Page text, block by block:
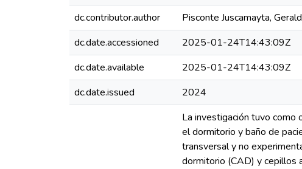
dc.contributor.author
Pisconte Juscamayta,
dc.date.accessioned
2025-01-24T14:43:09Z
dc.date.available
2025-01-24T14:43:09Z
dc.date.issued
2024
La investigación tuvo como
el dormitorio y baño de
transversal y no
dormitorio (CAD) y cepillos